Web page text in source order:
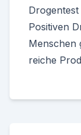
Positiven
Menschen
reiche